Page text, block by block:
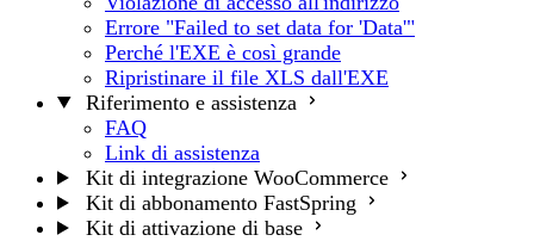
Errore "Failed to set data for 'Data'"
Perché l'EXE è così grande
Ripristinare il file XLS dall'EXE
Riferimento e assistenza
FAQ
Link di assistenza
Kit di integrazione WooCommerce
Kit di abbonamento FastSpring
Kit di attivazione di base